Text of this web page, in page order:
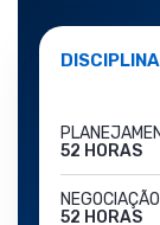
52 HORAS
52 HORAS